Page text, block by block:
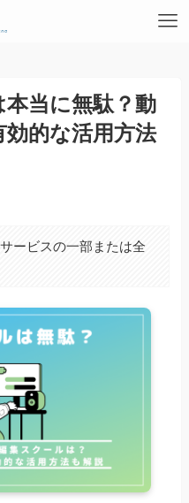
当に無駄？動
的な活用方法
ービスの一部または全